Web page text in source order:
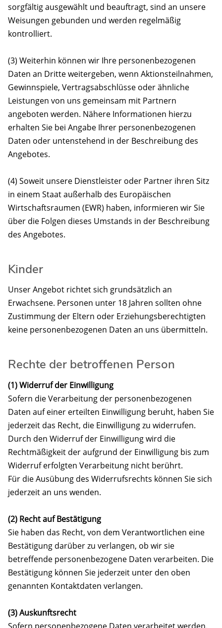
sorgfältig ausgewählt und beauftragt, sind an unsere
Weisungen gebunden und werden regelmäßig
kontrolliert.
(3) Weiterhin können wir Ihre personenbezogenen
Daten an Dritte weitergeben, wenn Aktionsteilnahmen,
Gewinnspiele, Vertragsabschlüsse oder ähnliche
Leistungen von uns gemeinsam mit Partnern
angeboten werden. Nähere Informationen hierzu
erhalten Sie bei Angabe Ihrer personenbezogenen
Daten oder untenstehend in der Beschreibung des
Angebotes.
(4) Soweit unsere Dienstleister oder Partner ihren Sitz
in einem Staat außerhalb des Europäischen
Wirtschaftsraumen (EWR) haben, informieren wir Sie
über die Folgen dieses Umstands in der Beschreibung
des Angebotes.
Kinder
Unser Angebot richtet sich grundsätzlich an
Erwachsene. Personen unter 18 Jahren sollten ohne
Zustimmung der Eltern oder Erziehungsberechtigten
keine personenbezogenen Daten an uns übermitteln.
Rechte der betroffenen Person
(1) Widerruf der Einwilligung
Sofern die Verarbeitung der personenbezogenen
Daten auf einer erteilten Einwilligung beruht, haben Sie
jederzeit das Recht, die Einwilligung zu widerrufen.
Durch den Widerruf der Einwilligung wird die
Rechtmäßigkeit der aufgrund der Einwilligung bis zum
Widerruf erfolgten Verarbeitung nicht berührt.
Für die Ausübung des Widerrufsrechts können Sie sich
jederzeit an uns wenden.
(2) Recht auf Bestätigung
Sie haben das Recht, von dem Verantwortlichen eine
Bestätigung darüber zu verlangen, ob wir sie
betreffende personenbezogene Daten verarbeiten. Die
Bestätigung können Sie jederzeit unter den oben
genannten Kontaktdaten verlangen.
(3) Auskunftsrecht